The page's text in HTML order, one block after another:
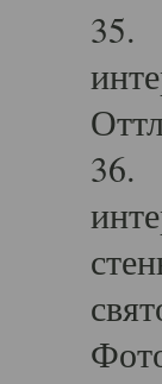
35.
36.